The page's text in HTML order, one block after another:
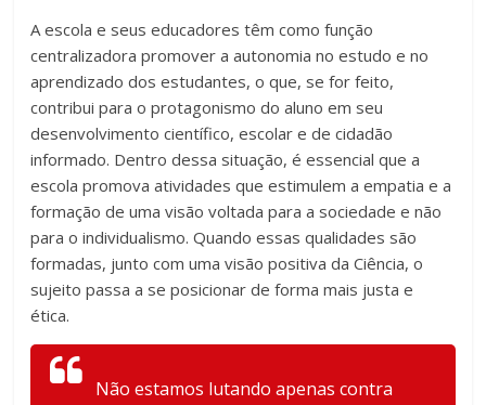
A escola e seus educadores têm como função
centralizadora promover a autonomia no estudo e no
aprendizado dos estudantes, o que, se for feito,
contribui para o protagonismo do aluno em seu
desenvolvimento científico, escolar e de cidadão
informado. Dentro dessa situação, é essencial que a
escola promova atividades que estimulem a empatia e a
formação de uma visão voltada para a sociedade e não
para o individualismo. Quando essas qualidades são
formadas, junto com uma visão positiva da Ciência, o
sujeito passa a se posicionar de forma mais justa e
ética.
Não estamos lutando apenas contra